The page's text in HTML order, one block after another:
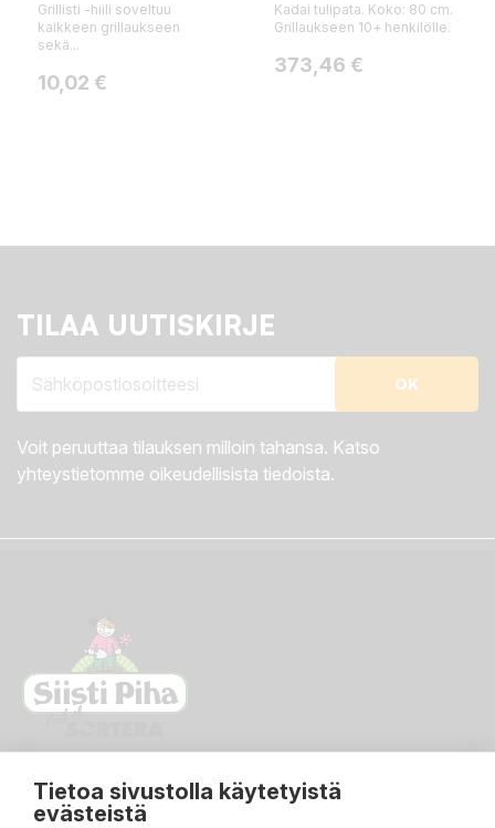
Tietoa sivustolla käytetyistä
evästeistä
Grillisti -hiili soveltuu
kaikkeen grillaukseen
sekä...
Hinta
10,02 €
Kadai tulipata. Koko: 80 cm.
Grillaukseen 10+ henkilölle.
Hinta
373,46 €
TILAA UUTISKIRJE
Voit peruuttaa tilauksen milloin tahansa. Katso
yhteystietomme oikeudellisista tiedoista.